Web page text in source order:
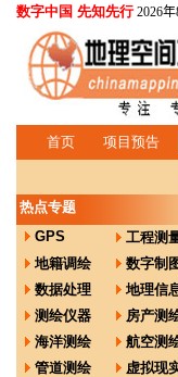
数字中国 先知先行 2026
首页 项目预告
热点专题
GPS
工程测
地籍调绘
数字制
数据处理
地理信
测绘仪器
房产测
海洋测绘
航空测
管道测绘
虚拟现